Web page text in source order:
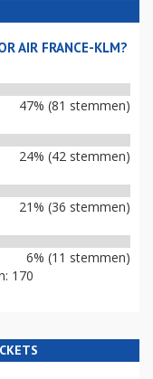
AIR FRANCE-KLM?
47% (81 stemmen)
24% (42 stemmen)
21% (36 stemmen)
6% (11 stemmen)
170